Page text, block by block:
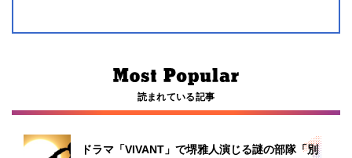
読まれている記事
ドラマ「VIVANT」で堺雅人演じる謎の部隊「別